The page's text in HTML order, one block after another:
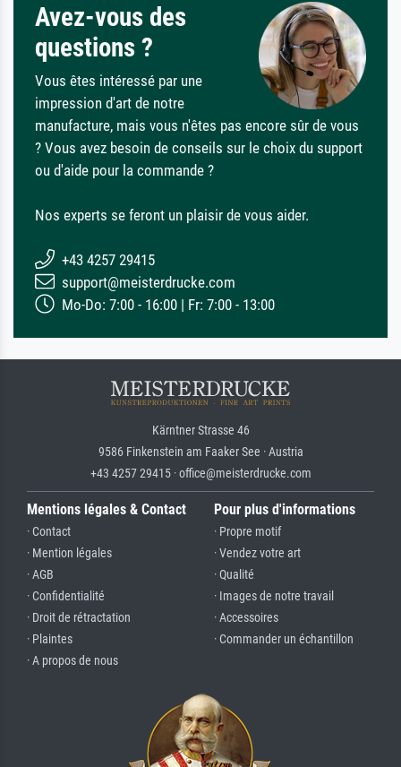
Avez-vous des
questions ?
Vous êtes intéressé par une
impression d'art de notre
manufacture, mais vous n'êtes pas encore sûr de vous
? Vous avez besoin de conseils sur le choix du support
ou d'aide pour la commande ?
Nos experts se feront un plaisir de vous aider.
+43 4257 29415
support@meisterdrucke.com
Mo-Do: 7:00 - 16:00 | Fr: 7:00 - 13:00
Kärntner Strasse 46
9586 Finkenstein am Faaker See · Austria
+43 4257 29415 · office@meisterdrucke.com
Mentions légales & Contact
· Contact
· Mention légales
· AGB
· Confidentialité
· Droit de rétractation
· Plaintes
· A propos de nous
Pour plus d'informations
· Propre motif
· Vendez votre art
· Qualité
· Images de notre travail
· Accessoires
· Commander un échantillon